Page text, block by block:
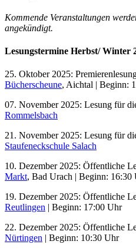
Kommende Veranstaltungen
angekündigt.
Lesungstermine Herbst/ Winter
25. Oktober 2025:
Bücherscheune, Aichtal | Beginn:
07. November 2025: Lesung für
Rommelsbach
21. November 2025: Lesung für
Staufeneckschule Salach
10. Dezember 2025: Öffentliche
Markt, Bad Urach | Beginn: 16:30
19. Dezember 2025: Öffentliche
Reutlingen | Beginn: 17:00 Uhr
22. Dezember 2025: Öffentliche
Nürtingen | Beginn: 10:30 Uhr